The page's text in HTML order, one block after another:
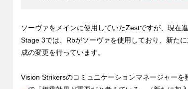
ソーヴァをメインに使用していたZestですが、現在
Stage 3では、Rbがソーヴァを使用しており、新た
成の変更を行っています。
Vision Strikersのコミュニケーションマネージャーを